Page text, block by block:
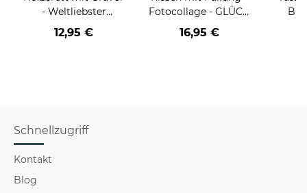
- Weltliebster
Patenonkel
12,95 €
Fotocollage - GLÜCK
- zum selbst
Gestalten mit drei
16,95 €
Schnellzugriff
Kontakt
Blog